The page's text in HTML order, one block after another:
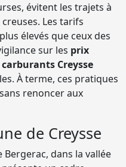
évitent les trajets à
Les tarifs
élevés que ceux des
sur les prix
Creysse
À terme, ces pratiques
renoncer aux
de Creysse
Bergerac, dans la vallée